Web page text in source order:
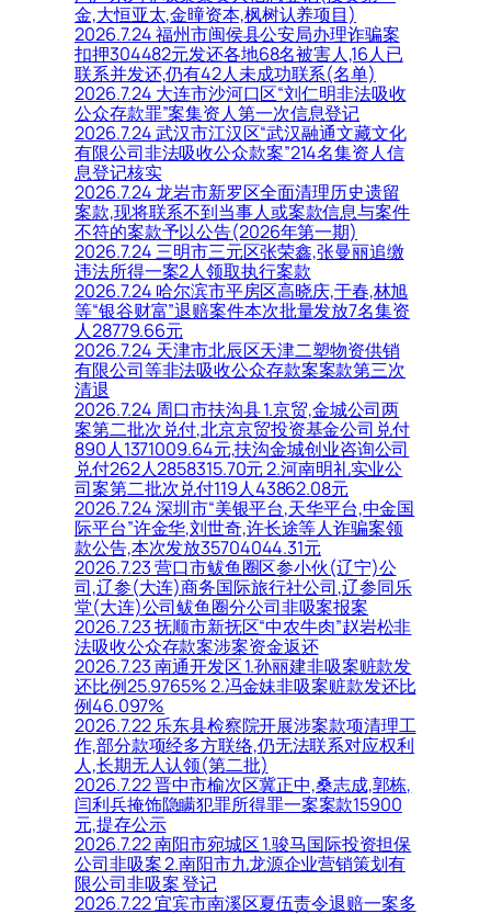
金,大恒亚太,金曈资本,枫树认养项目)
2026.7.24 福州市闽侯县公安局办理诈骗案
扣押304482元发还各地68名被害人,16人已
联系并发还,仍有42人未成功联系(名单)
2026.7.24 大连市沙河口区“刘仁明非法吸收
公众存款罪”案集资人第一次信息登记
2026.7.24 武汉市江汉区“武汉融通文藏文化
有限公司非法吸收公众款案”214名集资人信
息登记核实
2026.7.24 龙岩市新罗区全面清理历史遗留
案款,现将联系不到当事人或案款信息与案件
不符的案款予以公告(2026年第一期)
2026.7.24 三明市三元区张荣鑫,张曼丽追缴
违法所得一案2人领取执行案款
2026.7.24 哈尔滨市平房区高晓庆,于春,林旭
等“银谷财富”退赔案件本次批量发放7名集资
人28779.66元
2026.7.24 天津市北辰区天津二塑物资供销
有限公司等非法吸收公众存款案案款第三次
清退
2026.7.24 周口市扶沟县 1.京贸,金城公司两
案第二批次兑付,北京京贸投资基金公司兑付
890人1371009.64元,扶沟金城创业咨询公司
兑付262人2858315.70元 2.河南明礼实业公
司案第二批次兑付119人43862.08元
2026.7.24 深圳市“美银平台,天华平台,中金国
际平台”许金华,刘世奇,许长途等人诈骗案领
款公告,本次发放35704044.31元
2026.7.23 营口市鲅鱼圈区参小伙(辽宁)公
司,辽参(大连)商务国际旅行社公司,辽参同乐
堂(大连)公司鲅鱼圈分公司非吸案报案
2026.7.23 抚顺市新抚区“中农牛肉”赵岩松非
法吸收公众存款案涉案资金返还
2026.7.23 南通开发区 1.孙丽建非吸案赃款发
还比例25.9765% 2.冯金妹非吸案赃款发还比
例46.097%
2026.7.22 乐东县检察院开展涉案款项清理工
作,部分款项经多方联络,仍无法联系对应权利
人,长期无人认领(第二批)
2026.7.22 晋中市榆次区冀正中,桑志成,郭栋,
闫利兵掩饰隐瞒犯罪所得罪一案案款15900
元,提存公示
2026.7.22 南阳市宛城区 1.骏马国际投资担保
公司非吸案 2.南阳市九龙源企业营销策划有
限公司非吸案 登记
2026.7.22 宜宾市南溪区夏伍责令退赔一案多